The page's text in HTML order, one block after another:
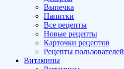
Выпечка
Напитки
Все рецепты
Новые рецепты
Карточки рецептов
Рецепты пользователей
Витамины